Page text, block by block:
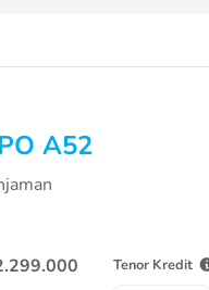
A52
Tenor Kredit